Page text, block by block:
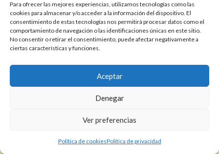
Para ofrecer las mejores experiencias, utilizamos tecnologías como las
cookies para almacenar y/o acceder a la información del dispositivo. El
consentimiento de estas tecnologías nos permitirá procesar datos como el
comportamiento de navegación o las identificaciones únicas en este sitio.
No consentir o retirar el consentimiento, puede afectar negativamente a
ciertas características y funciones.
Aceptar
Denegar
Ver preferencias
Política de cookiesPolítica de privacidad
una escala nunca antes vista, por eso muchos líderes políticos se
exiliaron en Hispania. ¿Y por qué Hispania? Bueno, la península ibérica
está relativamente cerca de Italia, algunas partes de Hispania ya estaban
muy romanizadas, y las provincias tenían suficiente población para
formar un ejército si era necesario para hacer frente a Sila.
Guerra de Sertorio
De entre estos exiliados de la facción popular durante el gobierno de
Sila, el más destacado fue Quinto Sertorio. Sertorio había sido
tomó el poder en Roma, nombró a otro y Sertorio se convirtió en un
sus victorias allí le valieron fama en Hispania, especialmente entre los